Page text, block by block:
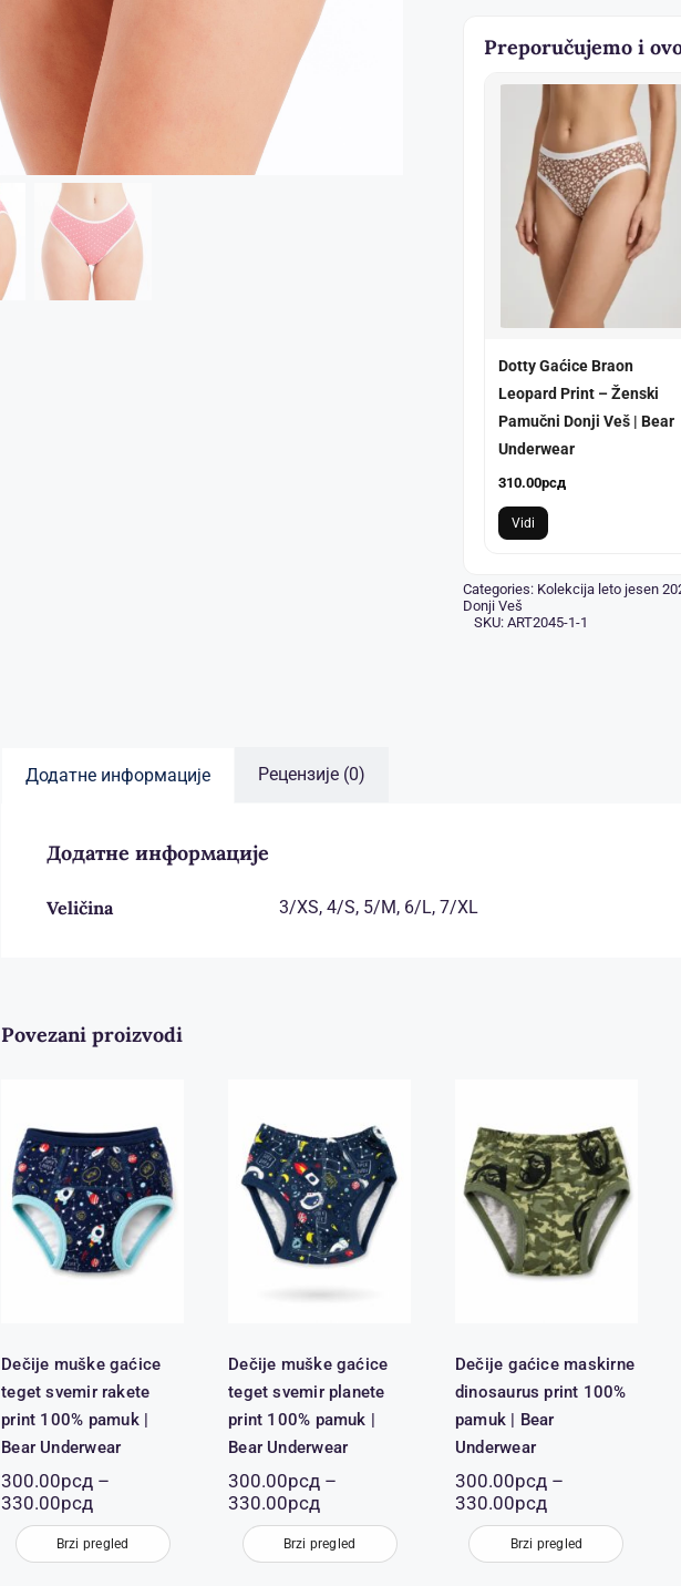
Preporučujemo i
Dotty Gaćice Braon
Leopard Print – Ženski
Pamučni Donji Veš | Bear
Underwear
310.00рсд
Vidi
Categories: Kolekcija leto jesen
Donji Veš
SKU: ART2045-1-1
Додатне информације Рецензије (0)
Додатне информације
Veličina 3/XS, 4/S, 5/M, 6/L, 7/XL
Povezani proizvodi
Dečije muške
gaćice teget
svemir rakete
print 100%
pamuk | Bear
Underwear
Dečije muške gaćice
teget svemir rakete
print 100% pamuk |
Bear Underwear
300.00рсд –
330.00рсд
цена:
од
300.00рсд
Brzi pregled
Dečije muške
gaćice teget
svemir
planete print
100% pamuk |
Bear
Underwear
Dečije muške gaćice
teget svemir planete
print 100% pamuk |
Bear Underwear
300.00рсд –
330.00рсд
цена:
од
300.00рсд
Brzi pregled
Dečije gaćice
maskirne
dinosaurus
print 100%
pamuk | Bear
Underwear
Dečije gaćice maskirne
dinosaurus print 100%
pamuk | Bear
Underwear
300.00рсд –
330.00рсд
цена:
од
300.00рсд
Brzi pregled